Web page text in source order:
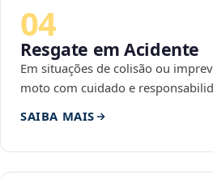
04
Resgate em Acidente
Em situações de colisão ou
moto com cuidado e
SAIBA MAIS